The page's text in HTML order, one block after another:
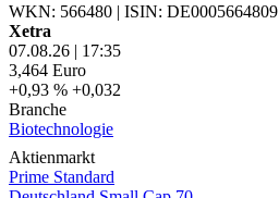
WKN: 566480 | ISIN: DE0005664809
Xetra
07.08.26 | 17:35
3,464 Euro
+0,93 % +0,032
Branche
Biotechnologie
Aktienmarkt
Prime Standard